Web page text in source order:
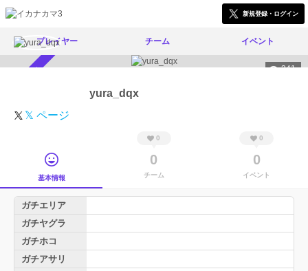
新規登録・ログイン
プレイヤー チーム イベント
341
yura_dqx
𝕏 ページ
基本情報
0
0
チーム
0
0
イベント
ガチエリア
ガチヤグラ
ガチホコ
ガチアサリ